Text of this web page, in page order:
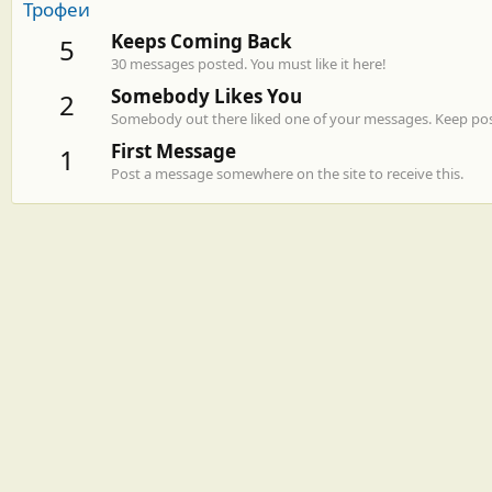
Трофеи
5 Keeps Coming Back
30 messages posted. You must like it here!
2 Somebody Likes You
Somebody out there liked one of your messages. Keep
1 First Message
Post a message somewhere on the site to receive this.